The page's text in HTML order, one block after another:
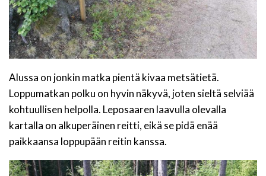
Alussa on jonkin matka pientä kivaa metsätietä.
Loppumatkan polku on hyvin näkyvä, joten sieltä selviää
kohtuullisen helpolla. Leposaaren laavulla olevalla
kartalla on alkuperäinen reitti, eikä se pidä enää
paikkaansa loppupään reitin kanssa.